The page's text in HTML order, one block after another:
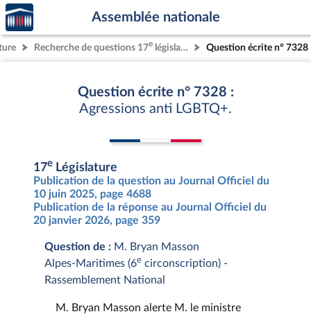
Aller au contenu
Aller en bas de la page
Accèder
à la
page
d'accueil
Assemblée nationale
Recherche de questions 17e législature Question écrite n° 7328
Question écrite n° 7328 :
Agressions anti LGBTQ+.
17e Législature
Publication de la question au Journal Officiel du
10 juin 2025, page 4688
Publication de la réponse au Journal Officiel du
20 janvier 2026, page 359
Question de : M. Bryan Masson
Alpes-Maritimes (6e circonscription) -
Rassemblement National
M. Bryan Masson alerte M. le ministre